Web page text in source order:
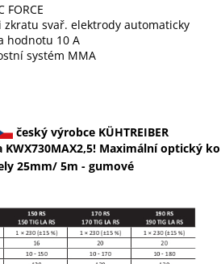
FORCE
zkratu svař. elektrody automaticky
hodnotu 10 A
systém MMA
český výrobce KÜHTREIBER
KWX730MAX2,5! Maximální optický
25mm/ 5m - gumové